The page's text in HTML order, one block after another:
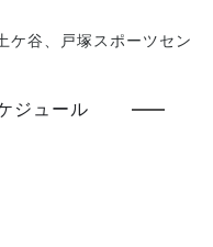
ケ谷、戸塚スポーツセンタ
ジュール